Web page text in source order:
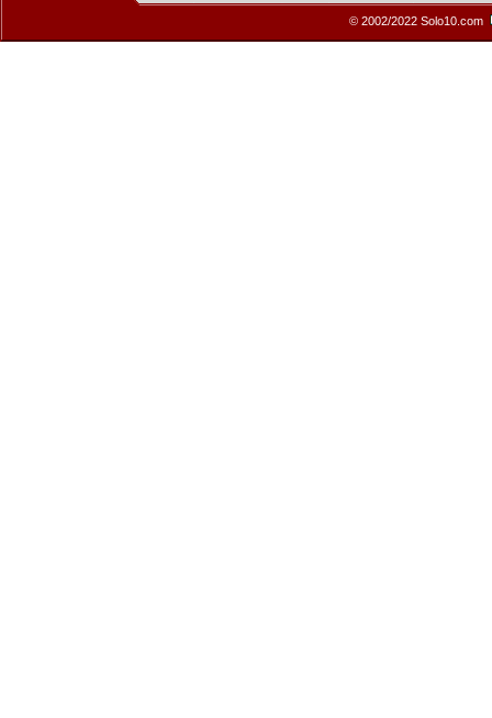
© 2002/2022 Solo10.com